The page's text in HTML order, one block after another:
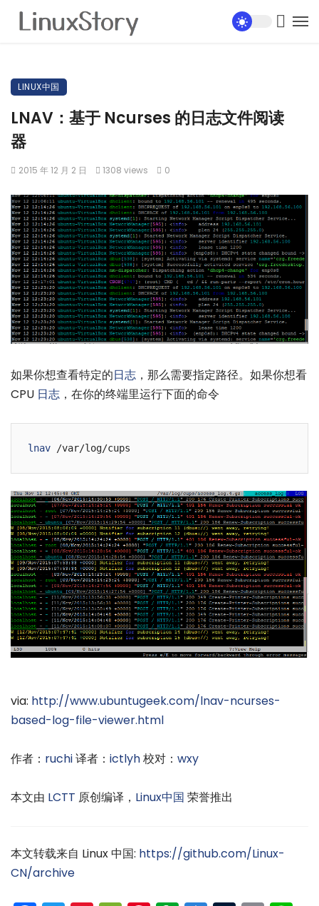
LINUX中国
LNAV：基于 Ncurses 的日志文件阅读
器
2015 年 12 月 2 日 1308 views 0
如果你想查看特定的日志 ，那么需要指定路径。如果你想看
CPU 日志 ，在你的终端里运行下面的命令
lnav
via: http://www.ubuntugeek.com/lnav-ncurses-
based-log-file-viewer.html
作者： ruchi译者： ictlyh校对： wxy
本文由 LCTT 原创编译， Linux中国 荣誉推出
本文转载来自 Linux 中国: https://github.com/Linux-
CN/archive